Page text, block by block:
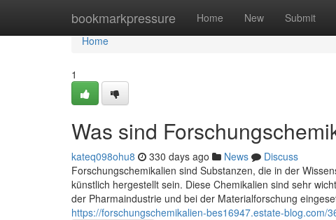
bookmarkpressure Home New Submit
Home
Home
1
Was sind
kateq098ohu8 330 days ago News
Discuss
Forschungschemikalien sind Substanzen, die in der
künstlich hergestellt sein. Diese Chemikalien sind sehr
der Pharmaindustrie und bei der Materialforschung
https://forschungschemikalien-bes16947.estate-